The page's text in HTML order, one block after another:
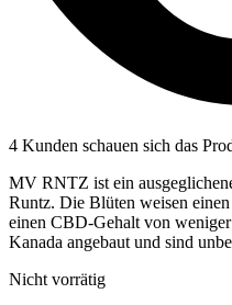
4 Kunden schauen sich das
MV RNTZ ist ein
Runtz. Die Blüten weisen
einen CBD-Gehalt von
Kanada angebaut und sind
Nicht vorrätig